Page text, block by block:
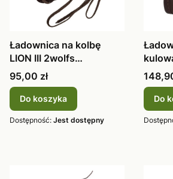
Ładownica na kolbę
LION III 2wolfs
praworęczna
Cena
95,00 zł
Do koszyka
Dostępność: Jest dostępny
skóra
Cena
Do